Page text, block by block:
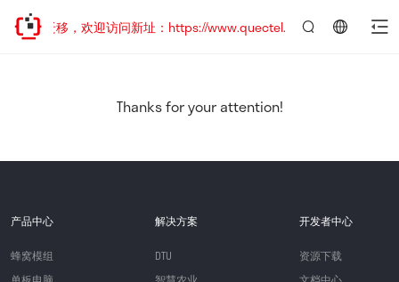
址已迁移，欢迎访问新址：https://www.quectel.com.cn
Thanks for your attention!
产品中心
蜂窝模组
解决方案
DTU
开发者中心
资源下载